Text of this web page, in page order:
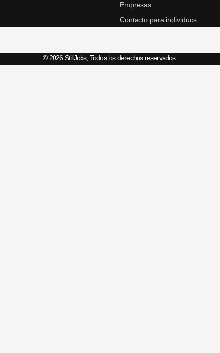
Empresas
Contacto para individuos
© 2026 StillJobs, Todos los derechos reservados.